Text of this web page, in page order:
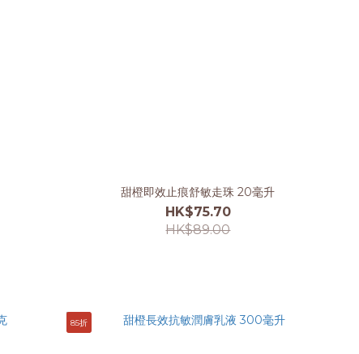
甜橙即效止痕舒敏走珠 20毫升
HK$75.70
HK$89.00
85折